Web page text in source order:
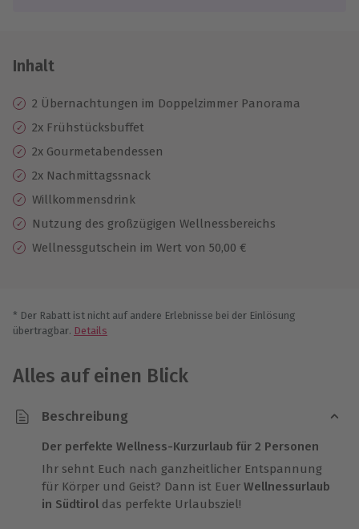
Inhalt
2 Übernachtungen im Doppelzimmer Panorama
2x Frühstücksbuffet
2x Gourmetabendessen
2x Nachmittagssnack
Willkommensdrink
Nutzung des großzügigen Wellnessbereichs
Wellnessgutschein im Wert von 50,00 €
* Der Rabatt ist nicht auf andere Erlebnisse bei der Einlösung
übertragbar. Details
Alles auf einen Blick
Beschreibung
Der perfekte Wellness-Kurzurlaub für 2 Personen
Ihr sehnt Euch nach ganzheitlicher Entspannung
für Körper und Geist? Dann ist Euer Wellnessurlaub
in Südtirol das perfekte Urlaubsziel!